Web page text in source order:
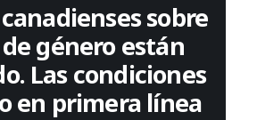
sobre
género están
Las condiciones
en primera línea